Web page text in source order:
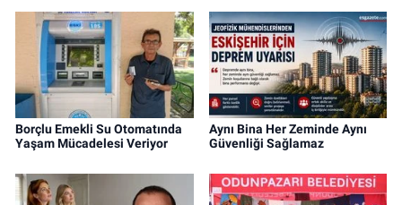
Borçlu Emekli Su Otomatında
Yaşam Mücadelesi Veriyor
Aynı Bina Her Zeminde Aynı
Güvenliği Sağlamaz